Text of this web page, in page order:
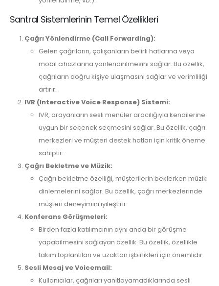
Santral Sistemlerinin Temel Özellikleri
Çağrı Yönlendirme (Call Forwarding):
Gelen çağrıların, çalışanların belirli hatlarına veya
mobil cihazlarına yönlendirilmesini sağlar. Bu özellik,
çağrıların doğru kişiye ulaşmasını sağlar ve verimliliği
artırır.
IVR (Interactive Voice Response) Sistemi:
IVR, arayanların sesli menüler aracılığıyla kendilerine
uygun bir seçenek seçmesini sağlar. Bu özellik, çağrı
merkezleri ve müşteri destek hatları için kritik öneme
sahiptir.
Çağrı Bekletme ve Müzik:
Çağrı bekletme özelliği, müşterilerin beklerken müzik
dinlemelerini sağlar. Bu özellik, çağrı merkezlerinde
müşteri deneyimini iyileştirir.
Konferans Görüşmeleri:
Birden fazla katılımcının aynı anda bir görüşme
yapabilmesini sağlayan özellik. Bu özellik, özellikle
takım toplantıları ve uzaktan işbirlikleri için önemlidir.
Sesli Mesaj ve Voicemail:
Kullanıcılar, çağrıları yanıtlayamadıklarında sesli